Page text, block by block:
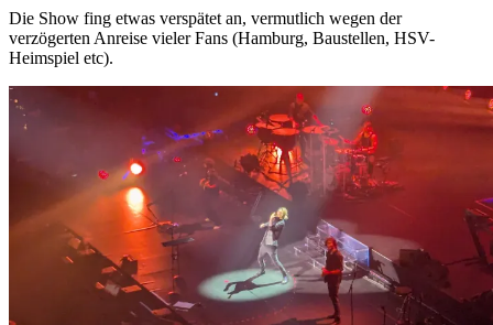
Die Show fing etwas verspätet an, vermutlich wegen der
verzögerten Anreise vieler Fans (Hamburg, Baustellen, HSV-
Heimspiel etc).